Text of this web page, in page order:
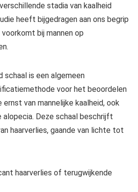
stadia van kaalheid
heeft bijgedragen aan ons begrip
bij mannen op
schaal is een algemeen
voor het beoordelen
van mannelijke kaalheid, ook
alopecia. Deze schaal beschrijft
haarverlies, gaande van lichte tot
haarverlies of terugwijkende